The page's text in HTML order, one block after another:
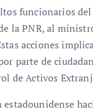
funcionarios
la PNR, al
acciones
parte de
de Activos